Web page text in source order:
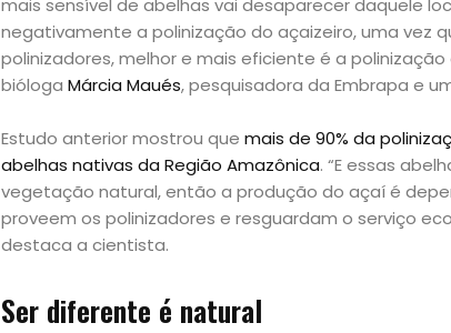
mais sensível de abelhas vai desaparecer daquele
negativamente a polinização do açaizeiro, uma vez
polinizadores, melhor e mais eficiente é a
bióloga Márcia Maués, pesquisadora da Embrapa e
Estudo anterior mostrou que mais de 90% da
abelhas nativas da Região Amazônica. “E essas
vegetação natural, então a produção do açaí é
proveem os polinizadores e resguardam o serviço
destaca a cientista.
Ser diferente é natural